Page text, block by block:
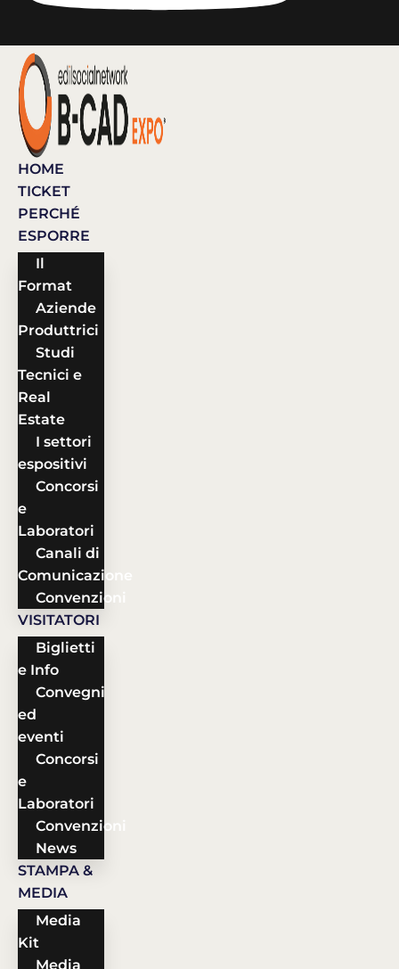
HOME
TICKET
PERCHÉ
ESPORRE
Il
Format
Aziende
Produttrici
Studi
Tecnici e
Real
Estate
I settori
espositivi
Concorsi
e
Laboratori
Canali di
Comunicazione
Convenzioni
VISITATORI
Biglietti
e Info
Convegni
ed
eventi
Concorsi
e
Laboratori
Convenzioni
News
STAMPA &
MEDIA
Media
Kit
Media